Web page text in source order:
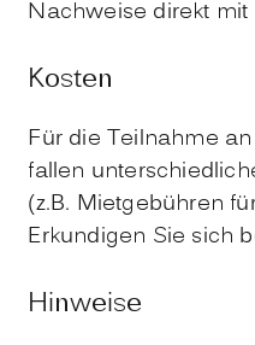
Nachweise direkt
Kosten
Für die Teilnahme
fallen
(z.B. Mietgebühren
Erkundigen Sie sich
Hinweise